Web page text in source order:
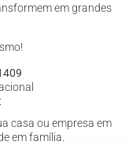
em grandes
casa ou empresa em
em família.